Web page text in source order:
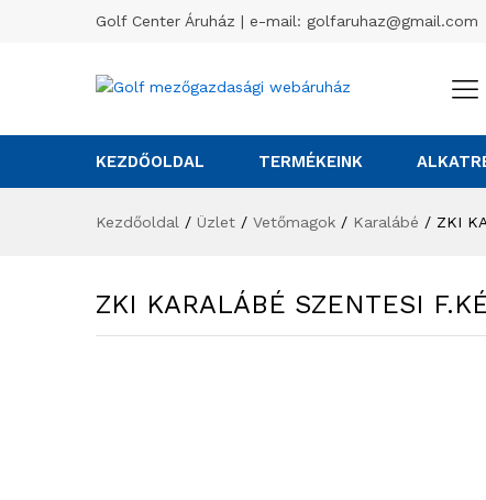
Golf Center Áruház | e-mail: golfaruhaz@gmail.com
KEZDŐOLDAL TERMÉKEINK
Kezdőoldal / Üzlet / Vetőmagok / Karalábé / ZKI
ZKI KARALÁBÉ SZENTESI